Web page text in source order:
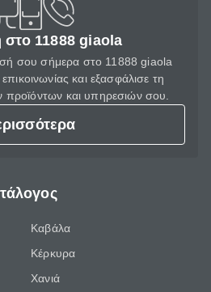
11888 giaola
σου σήμερα στο 11888 giaola
και εξασφάλισε τη
προϊόντων και υπηρεσιών σου.
Καβάλα
Κέρκυρα
Χανιά